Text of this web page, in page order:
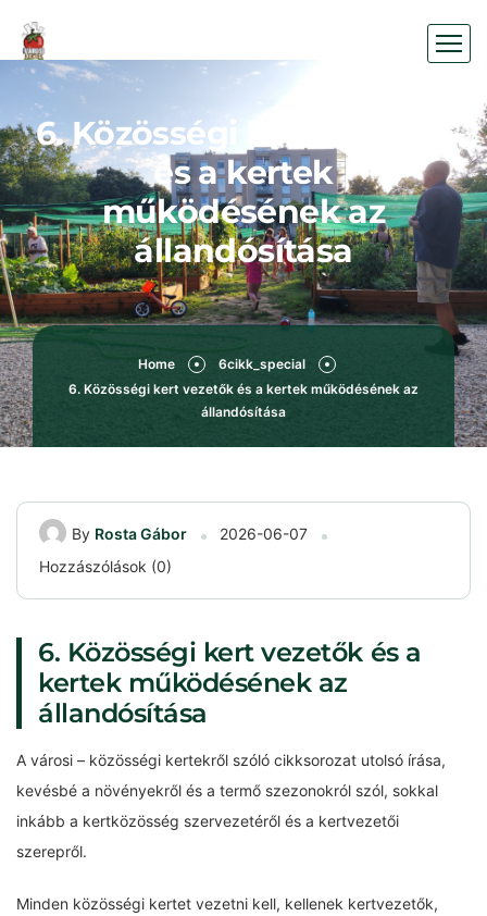
6. Közösségi kert vezetők
és a kertek
működésének az
állandósítása
Home
6cikk_special
6. Közösségi kert vezetők és a kertek működésének az
állandósítása
By Rosta Gábor
2026-06-07
Hozzászólások (0)
6. Közösségi kert vezetők és a
kertek működésének az
állandósítása
A városi – közösségi kertekről szóló cikksorozat utolsó írása,
kevésbé a növényekről és a termő szezonokról szól, sokkal
inkább a kertközösség szervezetéről és a kertvezetői
szerepről.
Minden közösségi kertet vezetni kell, kellenek kertvezetők,